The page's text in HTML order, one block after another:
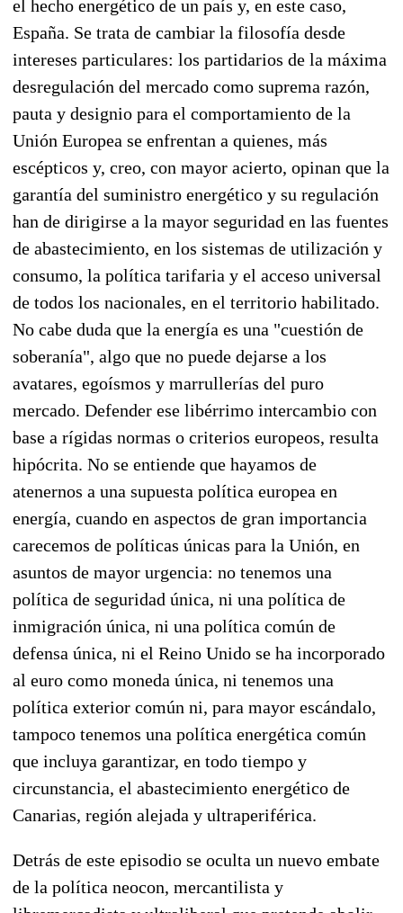
el hecho energético de un país y, en este caso,
España. Se trata de cambiar la filosofía desde
intereses particulares: los partidarios de la máxima
desregulación del mercado como suprema razón,
pauta y designio para el comportamiento de la
Unión Europea se enfrentan a quienes, más
escépticos y, creo, con mayor acierto, opinan que la
garantía del suministro energético y su regulación
han de dirigirse a la mayor seguridad en las fuentes
de abastecimiento, en los sistemas de utilización y
consumo, la política tarifaria y el acceso universal
de todos los nacionales, en el territorio habilitado.
No cabe duda que la energía es una "cuestión de
soberanía", algo que no puede dejarse a los
avatares, egoísmos y marrullerías del puro
mercado. Defender ese libérrimo intercambio con
base a rígidas normas o criterios europeos, resulta
hipócrita. No se entiende que hayamos de
atenernos a una supuesta política europea en
energía, cuando en aspectos de gran importancia
carecemos de políticas únicas para la Unión, en
asuntos de mayor urgencia: no tenemos una
política de seguridad única, ni una política de
inmigración única, ni una política común de
defensa única, ni el Reino Unido se ha incorporado
al euro como moneda única, ni tenemos una
política exterior común ni, para mayor escándalo,
tampoco tenemos una política energética común
que incluya garantizar, en todo tiempo y
circunstancia, el abastecimiento energético de
Canarias, región alejada y ultraperiférica.
Detrás de este episodio se oculta un nuevo embate
de la política neocon, mercantilista y